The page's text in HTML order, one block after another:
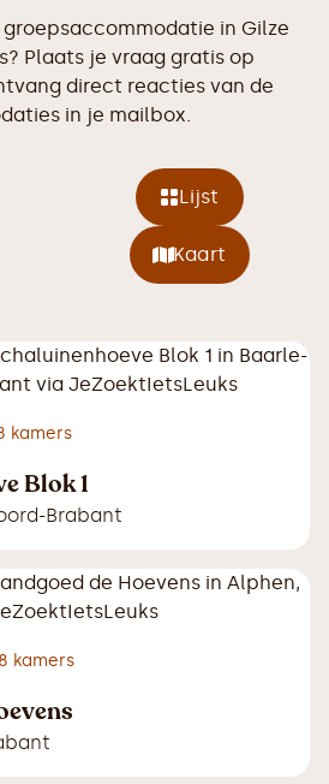
in Gilze
Plaats je vraag gratis op
direct reacties van de
in je mailbox.
Lijst
Kaart
kamers
Blok 1
Brabant
kamers